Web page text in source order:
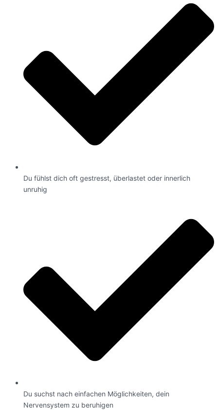
Du fühlst dich oft gestresst, überlastet oder innerlich
unruhig
Du suchst nach einfachen Möglichkeiten, dein
Nervensystem zu beruhigen